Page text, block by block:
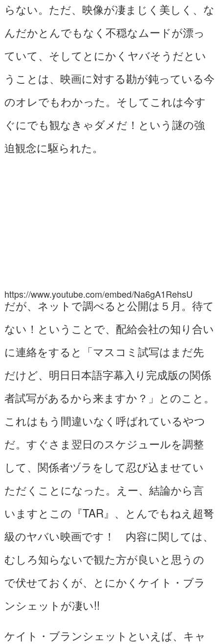
らない。ただ、映像が凄まじく美しく、な
んだかとんでもなく不穏なムードが漂っ
ていて、そしてとにかくヤバそうだとい
うことは、映画に対する勘が鈍っている今
のオレでもわかった。そしてこれは今す
ぐにでも観なきゃダメだ！という謎の強
迫観念に駆られた。
https://www.youtube.com/embed/Na6gA1RehsU
だが、ネットで調べると公開は５月。待て
ない！ということで、配給会社の知り合い
に連絡をすると「マスコミ試写はまだ先
だけど、明日日本語字幕入り完成版の関係
者試写があるから来ますか？」とのこと。
これはもう間違いなく呼ばれているやつ
だ。すぐさま翌日のスケジュールを調整
して、関係者ヅラをして忍び込ませてい
ただくことになった。えー、結論から言
いますとこの『TAR』、とんでもねえ超弩
級のヤバい映画です！ 内容に関しては、
むしろ知らないで観た方が良いと思うの
で伏せておくが、とにかくケイト・ブラ
ンシェットが凄い!!
ケイト・ブランシェットといえば、キャ